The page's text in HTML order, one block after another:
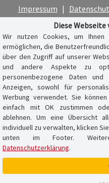
Impressum |
Diese
Wir nutzen Cookies, um
ermöglichen, die
über den Zugriff auf unserer
und andere Aspekte zu
personenbezogene Daten
Anzeigen, sowohl für
Werbung verwendet. Sie
einfach mit OK zustimmen
ablehnen. Um eine Übersicht
individuell zu verwalten, klicken
unten im Footer.
Datenschutzerklärung.